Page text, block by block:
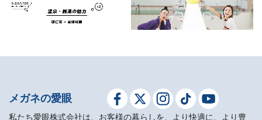
メガネの愛眼
私たち愛眼株式会社は、お客様の暮らしを、より快適に、より豊